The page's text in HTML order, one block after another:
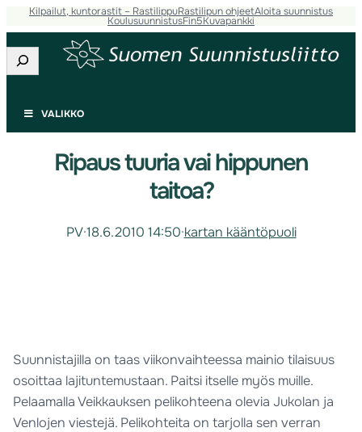
Kilpailut, kuntorastit – RastilippuRastilipun ohjeetAloita suunnistus
KoulusuunnistusFin5Kuvapankki
Etsi
VALIKKO
Ripaus tuuria vai hippunen
taitoa?
PV·18.6.2010 14:50·kartan kääntöpuoli
Suunnistajilla on taas viikonvaihteessa mainio tilaisuus
osoittaa lajituntemustaan. Paitsi itselle myös muille.
Pelaamalla Veikkauksen pelikohteena olevia Jukolan ja
Venlojen viestejä. Pelikohteita on tarjolla sen verran